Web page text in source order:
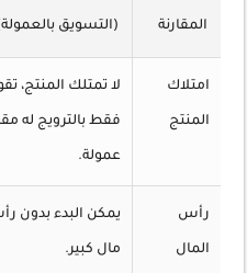
المقارنة (التسويق
امتلاك
المنتج
لا تمتلك المنتج،
فقط بالترويج له
عمولة.
رأس
المال
يمكن البدء بدون
مال كبير.